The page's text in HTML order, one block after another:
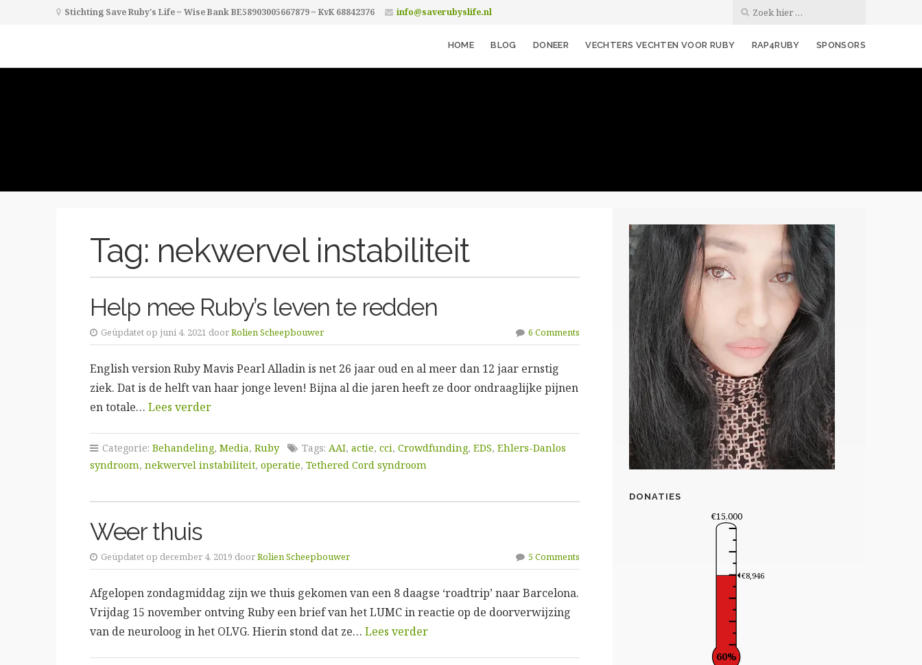
Stichting Save Ruby's Life ~ Wise Bank BE58903005667879 ~ KvK 68842376 info@saverubyslife.nl
HOME BLOG DONEER VECHTERS VECHTEN VOOR RUBY RAP4RUBY SPONSORS
Tag: nekwervel instabiliteit
Help mee Ruby’s leven te redden
Geüpdatet op juni 4, 2021 doorRolien Scheepbouwer 6 Comments
English version Ruby Mavis Pearl Alladin is net 26 jaar oud en al meer dan 12 jaar ernstig
ziek. Dat is de helft van haar jonge leven! Bijna al die jaren heeft ze door ondraaglijke pijnen
en totale… Lees verder
Categorie: Behandeling, Media, Ruby Tags: AAI, actie, cci, Crowdfunding, EDS, Ehlers-Danlos
syndroom, nekwervel instabiliteit, operatie, Tethered Cord syndroom
Weer thuis
Geüpdatet op december 4, 2019 doorRolien Scheepbouwer 5 Comments
Afgelopen zondagmiddag zijn we thuis gekomen van een 8 daagse ‘roadtrip’ naar Barcelona.
Vrijdag 15 november ontving Ruby een brief van het LUMC in reactie op de doorverwijzing
van de neuroloog in het OLVG. Hierin stond dat ze… Lees verder
DONATIES
€15,000
€8,946
60%